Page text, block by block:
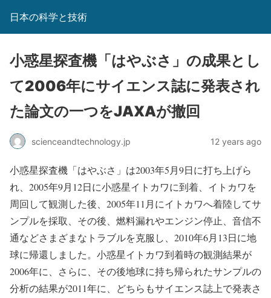
日本の科学と技術
小惑星探査機「はやぶさ」の成果とし
て2006年にサイエンス誌に発表され
た論文の一つをJAXAが撤回
scienceandtechnology.jp 12 years ago
小惑星探査機「はやぶさ」は2003年5月9日に打ち上げら
れ、2005年9月12日に小惑星イトカワに到着、イトカワを
周回して観測した後、2005年11月にイトカワへ着陸してサ
ンプルを採取、その後、燃料漏れやエンジン停止、音信不
通などさまざまなトラブルを克服し、2010年6月13日に地
球に帰還しました。小惑星イトカワ到着時の観測結果が
2006年に、さらに、その後地球に持ち帰られたサンプルの
分析の結果が2011年に、どちらもサイエンス誌上で発表さ